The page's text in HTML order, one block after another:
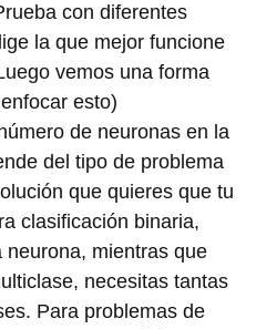
con diferentes
la que mejor funcione
vemos una forma
esto)
de neuronas en la
del tipo de problema
que quieres que tu
clasificación binaria,
neurona, mientras que
necesitas tantas
Para problemas de